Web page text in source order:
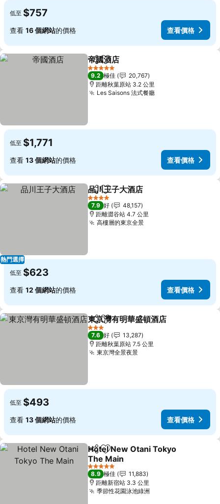
低至 $757
查看 16 個網站的價格 查看價格
分享 放到收藏夾
帝國酒店
5 星級
9.2 極佳
20,767
距離秋葉原站 3.2 公里
Les Saisons 法式餐廳
低至 $1,771
查看 13 個網站的價格 查看價格
熱門選擇
分享 放到收藏夾
品川王子大酒店
4 星級
7.9 好
48,157
距離澀谷站 4.7 公里
高樓層的東京全景
低至 $623
查看 12 個網站的價格 查看價格
分享 放到收藏夾
東京灣有明華盛頓酒店
3 星級
7.6 好
13,287
距離秋葉原站 7.5 公里
東京灣全景夜景
低至 $493
查看 13 個網站的價格 查看價格
分享 放到收藏夾
Hotel New Otani Tokyo
The Main
5 星級
8.9 極佳
11,883
距離新宿站 3.3 公里
季節性花園泳池綠洲